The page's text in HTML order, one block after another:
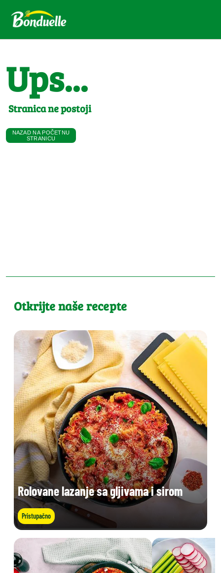
Ups...
Stranica ne postoji
NAZAD NA POČETNU
STRANICU
Otkrijte naše recepte
Rolovane lazanje sa gljivama i sirom
Pristupačno